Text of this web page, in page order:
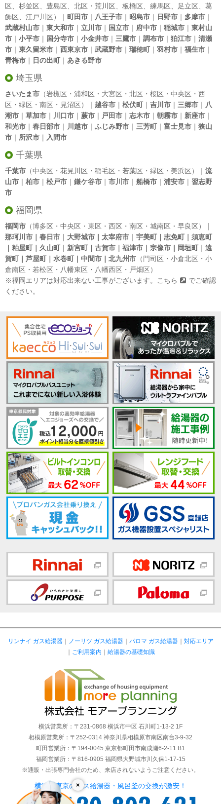
区
杉並区 豊島区 北区 ・ 荒川区 板橋区 練馬区 足立区
葛
飾区
江戸川区）｜ 町田市 ｜ 八王子市 ｜ 昭島市 ｜ 日野市 ｜ 多摩市 ｜
武蔵村山市 ｜ 東大和市 ｜ 立川市 ｜ 国立市 ｜ 府中市 ｜ 稲城市 ｜ 東村山
市 ｜ 小平市 ｜ 国分寺市 ｜ 小金井市 ｜ 三鷹市 ｜ 調布市 ｜ 狛江市 ｜ 清瀬
市 ｜ 東久留米市 ｜ 西東京市 ｜ 武蔵野市 ｜ 瑞穂町｜ 羽村市 ｜ 福生市 ｜
青梅市 ｜ 日の出町｜ あきる野市
埼玉県
さいたま市 （岩槻区・浦和区・大宮区・北区・桜区・中央区・西
区・緑区・南区・見沼区）｜ 越谷市 ｜ 松伏町｜ 吉川市 ｜ 三郷市 ｜ 八
潮市 ｜ 草加市 ｜ 川口市 ｜ 蕨市 ｜ 戸田市 ｜ 志木市 ｜ 朝霧市 ｜ 新座市 ｜
和光市 ｜ 春日部市 ｜ 川越市 ｜ ふじみ野市 ｜ 三芳町｜ 富士見市 ｜ 狭山
市 ｜ 所沢市 ｜ 入間市
千葉県
千葉市 （中央区・花見川区・稲毛区・若葉区・緑区・美浜区）｜ 流
山市 ｜ 柏市 ｜ 松戸市 ｜ 鎌ケ谷市 ｜ 市川市 ｜ 船橋市 ｜ 浦安市 ｜ 習志野
市
福岡県
福岡市 （博多区・中央区・東区・西区・南区・城南区・早良区）
那珂川市｜春日市｜大野城市｜太宰府市｜宇美町｜志免町｜須恵町
｜粕屋町｜久山町｜新宮町｜古賀市｜福津市｜宗像市｜岡垣町｜遠
賀町｜芦屋町｜水巻町｜中間市｜北九州市 （門司区・小倉北区・小
倉南区・若松区・八幡東区・八幡西区・戸畑区）
※福岡エリアは対応出来ない工事がございます。
こちら
でご確認
ください。
×
リンナイ ガス給湯器｜ ノーリツ ガス給湯器｜ パロマ ガス給湯器｜ 対応エリア
｜ ご利用案内 ｜ 給湯器の基礎知識
横浜営業所：〒231-0868 横浜市中区 石川町1-13-2 1F
相模原営業所：〒252-0314 神奈川県相模原市南区南台3-9-32
町田営業所：〒194-0045 東京都町田市南成瀬6-2-11 B1
福岡営業所：〒816-0905 福岡県大野城市川久保1-17-15
※通販・出張専門会社のため、来店されないようご注意ください。
横浜・東京のガス給湯器・風呂釜の交換が激安！